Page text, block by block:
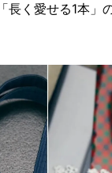
長く愛せる1本」